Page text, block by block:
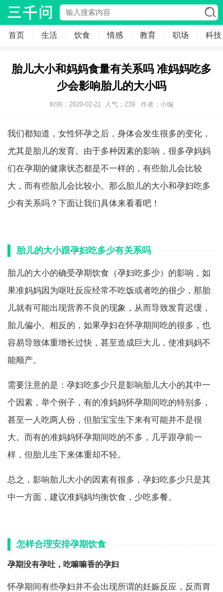
首页 生活 饮食 情感 教育 职场 科技
胎儿大小和妈妈食量有关系吗 准妈妈吃多
少会影响胎儿的大小吗
时间：2020-02-21 人气： 239 作者：小编
我们都知道，女性怀孕之后，身体会发生很多的变化，
尤其是胎儿的发育。由于多种因素的影响，很多孕妈妈
们在孕期的健康状态都是不一样的，有些胎儿会比较
大，而有些胎儿会比较小。那么胎儿的大小和孕妇吃多
少有关系吗？下面让我们具体来看看吧！
胎儿的大小跟孕妇吃多少有关系吗
胎儿的大小的确受孕期饮食（孕妇吃多少）的影响，如
果准妈妈因为呕吐反应经常不吃饭或者吃的很少，那胎
儿就有可能出现营养不良的现象，从而导致发育迟缓，
胎儿偏小。相反的，如果孕妇在怀孕期间吃的很多，也
容易导致体重增长过快，甚至造成巨大儿，使准妈妈不
能顺产。
需要注意的是：孕妇吃多少只是影响胎儿大小的其中一
个因素，举个例子，有的准妈妈怀孕期间吃的特别多，
甚至一人吃两人份，但胎宝宝生下来有可能并不是很
大。而有的准妈妈怀孕期间吃的不多，几乎跟孕前一
样，但胎儿生下来体重却不轻。
总之，影响胎儿大小的因素有很多，孕妇吃多少只是其
中一方面，建议准妈妈均衡饮食，少吃多餐。
怎样合理安排孕期饮食
孕期没有孕吐，吃嘛嘛香的孕妇
怀孕期间有些孕妇并不会出现所谓的妊娠反应，反而胃